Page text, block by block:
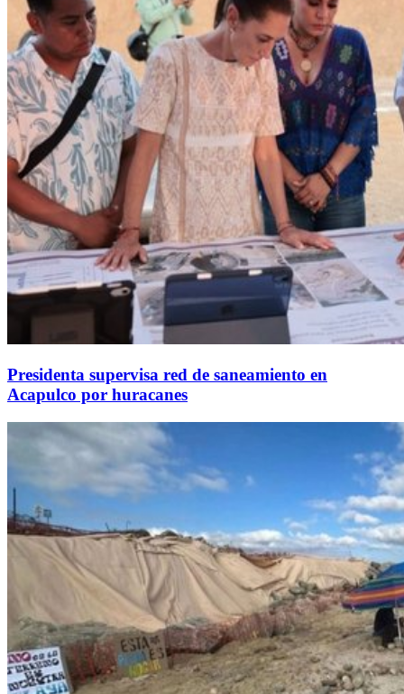
Presidenta supervisa red de saneamiento en
Acapulco por huracanes